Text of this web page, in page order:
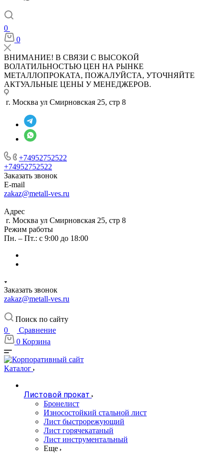
0
0
ВНИМАНИЕ! В СВЯЗИ С ВЫСОКОЙ
ВОЛАТИЛЬНОСТЬЮ ЦЕН НА РЫНКЕ
МЕТАЛЛОПРОКАТА, ПОЖАЛУЙСТА, УТОЧНЯЙТЕ
АКТУАЛЬНЫЕ ЦЕНЫ У МЕНЕДЖЕРОВ.
г. Москва ул Смирновская 25, стр 8
+74952752522
+74952752522
Заказать звонок
E-mail
zakaz@metall-ves.ru
Адрес
г. Москва ул Смирновская 25, стр 8
Режим работы
Пн. – Пт.: с 9:00 до 18:00
Заказать звонок
zakaz@metall-ves.ru
Поиск по сайту
0
Сравнение
0 Корзина
Каталог
Листовой прокат
Бронелист
Износостойкий стальной лист
Лист быстрорежующий
Лист горячекатаный
Лист инструментальный
Еще